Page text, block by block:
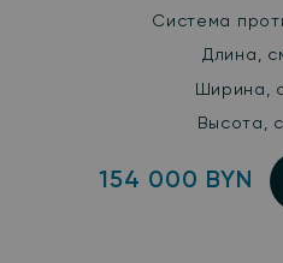
Система
Длина,
Ширина,
Высота,
154 000 BYN